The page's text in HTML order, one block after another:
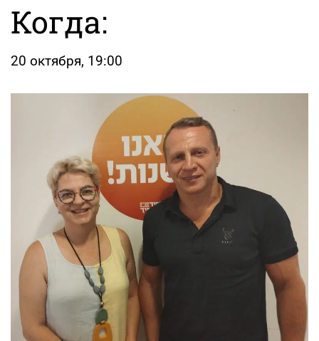
Когда:
20 октября, 19:00